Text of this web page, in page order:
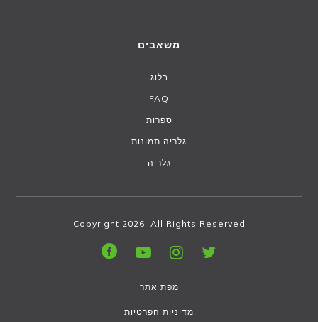
משאבים
בלוג
FAQ
ספרות
גלריה תמונות
גלריה
Copyright 2026. All Rights Reserved
מפת אתר
מדיניות הפרטיות